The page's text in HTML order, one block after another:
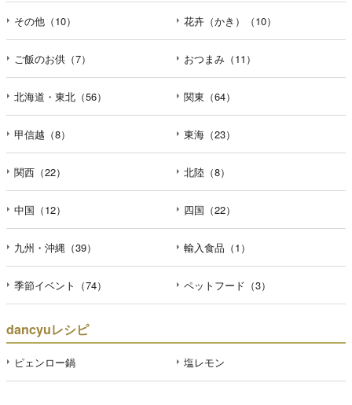
その他（10） 花卉（かき）（10）
ご飯のお供（7） おつまみ（11）
北海道・東北（56） 関東（64）
甲信越（8） 東海（23）
関西（22） 北陸（8）
中国（12） 四国（22）
九州・沖縄（39） 輸入食品（1）
季節イベント（74） ペットフード（3）
dancyuレシピ
ピェンロー鍋 塩レモン